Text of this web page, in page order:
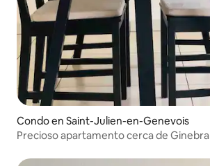
Condo en Saint-Julien-en-Genevois
Precioso apartamento cerca de Ginebra